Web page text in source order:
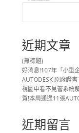
近期文章
(無標題)
好消息!107年「小型
AUTODESK 原廠證
視圖中看不見管系統
賀!本周通過11張
近期留言